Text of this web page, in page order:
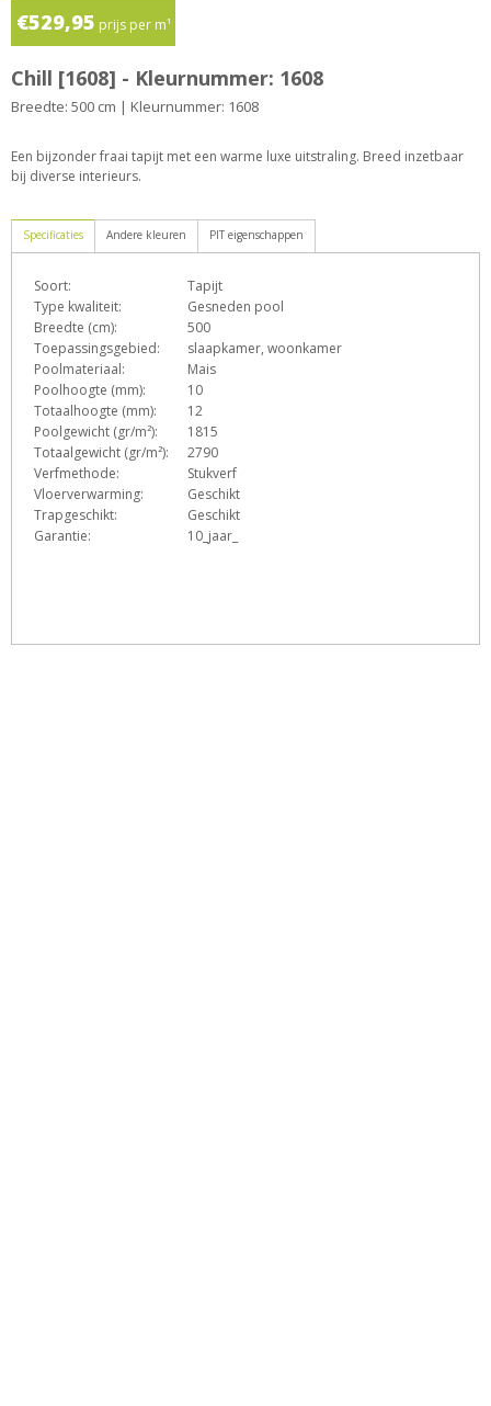
€529,95 prijs per m¹
Chill [1608] - Kleurnummer: 1608
Breedte: 500 cm | Kleurnummer: 1608
Een bijzonder fraai tapijt met een warme luxe uitstraling. Breed inzetbaar
bij diverse interieurs.
Specificaties
Soort:
Tapijt
Type kwaliteit:
Gesneden pool
Breedte (cm):
500
Toepassingsgebied:
slaapkamer, woonkamer
Poolmateriaal:
Mais
Poolhoogte (mm):
10
Totaalhoogte (mm):
12
Poolgewicht (gr/m²):
1815
Totaalgewicht (gr/m²):
2790
Verfmethode:
Stukverf
Vloerverwarming:
Geschikt
Trapgeschikt:
Geschikt
Garantie:
10_jaar_
Andere kleuren PIT eigenschappen
D eF
TZ